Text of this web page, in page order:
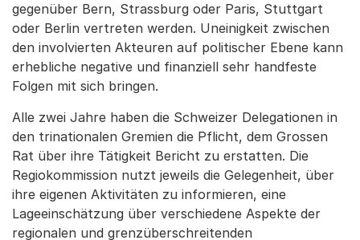
gegenüber Bern, Strassburg oder Paris, Stuttgart
oder Berlin vertreten werden. Uneinigkeit zwischen
den involvierten Akteuren auf politischer Ebene kann
erhebliche negative und finanziell sehr handfeste
Folgen mit sich bringen.
Alle zwei Jahre haben die Schweizer Delegationen in
den trinationalen Gremien die Pflicht, dem Grossen
Rat über ihre Tätigkeit Bericht zu erstatten. Die
Regiokommission nutzt jeweils die Gelegenheit, über
ihre eigenen Aktivitäten zu informieren, eine
Lageeinschätzung über verschiedene Aspekte der
regionalen und grenzüberschreitenden